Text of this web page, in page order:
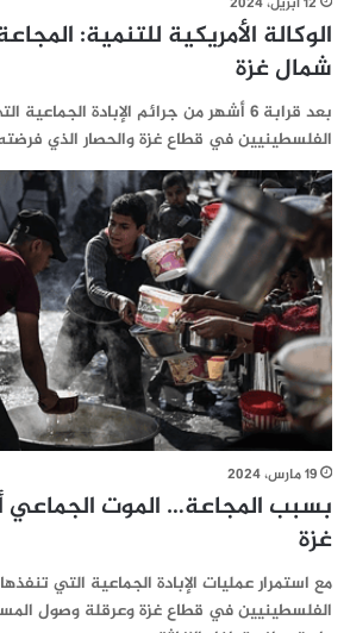
الوكالة الأمريكية للتنمية:
شمال غزة
بعد قرابة 6 أشهر من جرائم الإبادة
الفلسطينيين في قطاع غزة والحصار الذي
19 مارس، 2024
بسبب المجاعة… الموت
غزة
مع استمرار عمليات الإبادة الجماعية التي
الفلسطينيين في قطاع غزة وعرقلة وصول